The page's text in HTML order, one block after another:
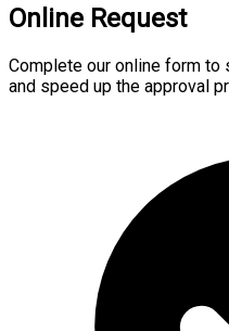
Online Request
Complete our online form to
and speed up the approval